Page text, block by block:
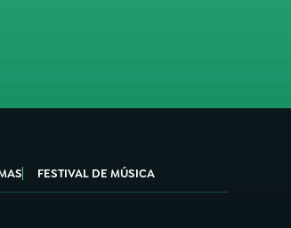
FESTIVAL DE MÚSICA